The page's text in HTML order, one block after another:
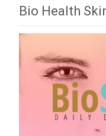
Bio Health